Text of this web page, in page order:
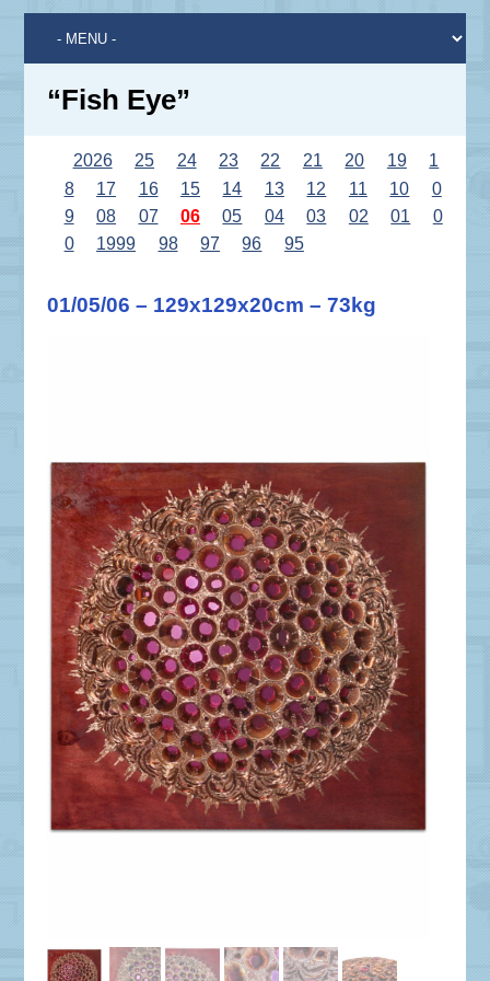
“Fish Eye”
2026 25 24 23 22 21 20 19
1
8
17 16 15 14 13 12 11 10
0
9
08 07 06 05 04 03 02 01
0
0
1999 98 97 96 95
01/05/06 – 129x129x20cm – 73kg